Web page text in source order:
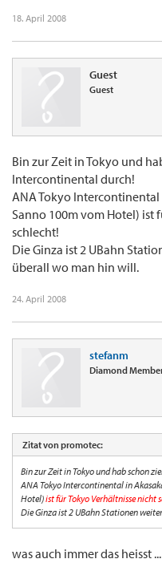
18. April 2008
Guest
Guest
Bin zur Zeit in Tokyo und
Intercontinental durch!
ANA Tokyo
Sanno 100m vom Hotel) ist
schlecht!
Die Ginza ist 2 UBahn
überall wo man hin will.
24. April 2008
stefanm
Diamond
Zitat von promotec:
Bin zur Zeit in Tokyo und hab schon
ANA Tokyo Intercontinental in
Hotel)ist für Tokyo Verhältnisse nicht
Die Ginza ist 2 UBahn Stationen
was auch immer das heisst